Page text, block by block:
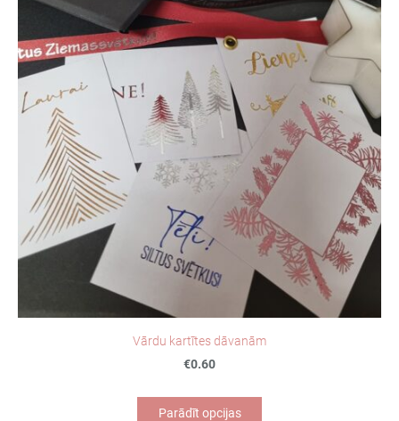
Vārdu kartītes dāvanām
€0.60
Parādīt opcijas